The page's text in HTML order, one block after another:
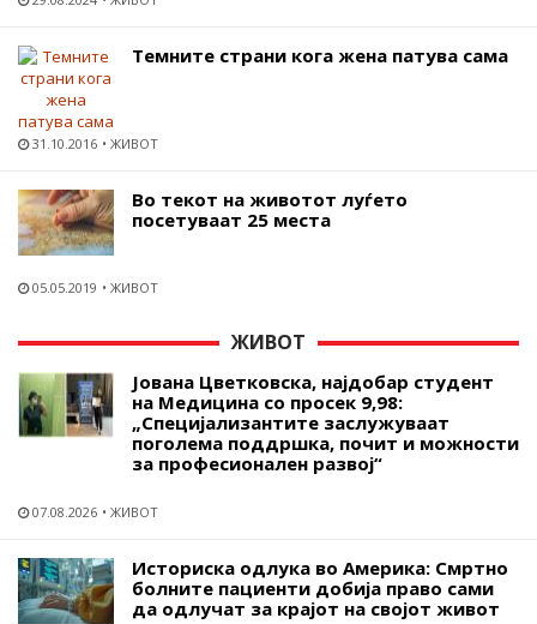
Темните страни кога жена патува сама
31.10.2016 ЖИВОТ
Во текот на животот луѓето
посетуваат 25 места
05.05.2019 ЖИВОТ
ЖИВОТ
Јована Цветковска, најдобар студент
на Медицина со просек 9,98:
„Специјализантите заслужуваат
поголема поддршка, почит и можности
за професионален развој“
07.08.2026 ЖИВОТ
Историска одлука во Америка: Смртно
болните пациенти добија право сами
да одлучат за крајот на својот живот